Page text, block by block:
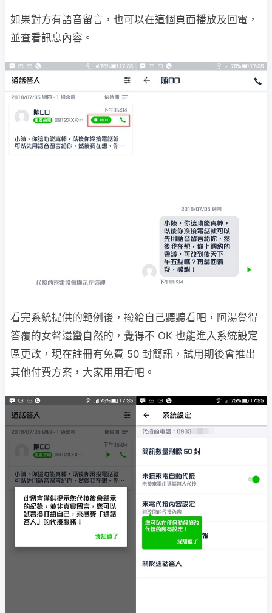
如果對方有語音留言，也可以在這個頁面播放及回電，
並查看訊息內容。
看完系統提供的範例後，撥給自己聽聽看吧，阿湯覺得
答覆的女聲還蠻自然的，覺得不 OK 也能進入系統設定
區更改，現在註冊有免費 50 封簡訊，試用期後會推出
其他付費方案，大家用用看吧。